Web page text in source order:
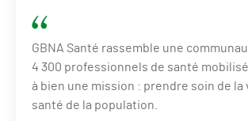
GBNA Santé rassemble une
4 300 professionnels de santé
à bien une mission : prendre soin de la
santé de la population.